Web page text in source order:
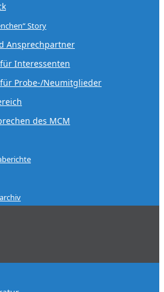
Story
Ansprechpartner
Interessenten
Probe-/Neumitglieder
des MCM